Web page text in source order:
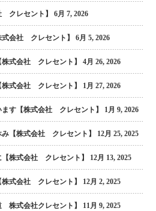
クレセント】 6月 7, 2026
会社 クレセント】 6月 5, 2026
式会社 クレセント】 4月 26, 2026
式会社 クレセント】 1月 27, 2026
す【株式会社 クレセント】 1月 9, 2026
【株式会社 クレセント】 12月 25, 2025
株式会社 クレセント】 12月 13, 2025
式会社 クレセント】 12月 2, 2025
株式会社クレセント】 11月 9, 2025